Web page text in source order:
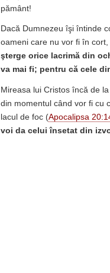
pământ!
Dacă Dumnezeu îşi întinde
oameni care nu vor fi în
şterge orice lacrimă din
va mai fi; pentru că cele
Mireasa lui Cristos încă de
din momentul când vor fi cu
lacul de foc (Apocalipsa
voi da celui însetat din